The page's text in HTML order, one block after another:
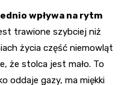
wpływa na rytm
trawione szybciej niż
życia część niemowląt
że stolca jest mało. To
oddaje gazy, ma miękki